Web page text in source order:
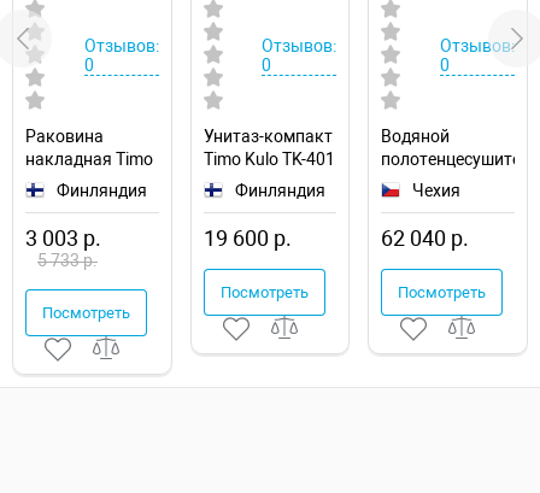
Отзывов:
0
Раковина
накладная Timo
Reko 46 TK-205
Финляндия
3 003 р.
5 733 р.
Посмотреть
Отзывов:
0
Унитаз-компакт
Timo Kulo TK-401
Финляндия
19 600 р.
Посмотреть
Отзывов:
0
Водяной
полотенцесушитель
Ravak Cube
X04000083669
Чехия
62 040 р.
Посмотреть